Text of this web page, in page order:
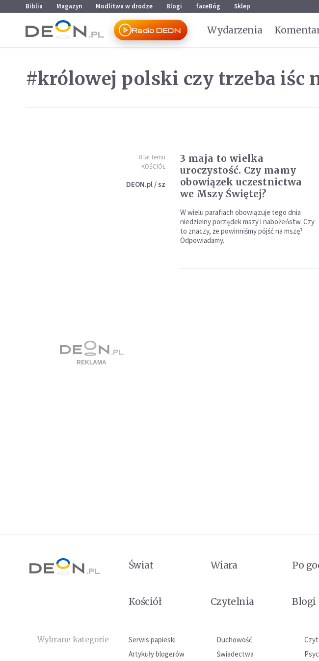
Przejdź do menu głównego
Przejdź do treści
Biblia Magazyn Modlitwa w drodze Blogi faceBóg Sklep
Radio DEON Wydarzenia
#królowej polski czy trzeba iśc
8 lat temu
KOŚCIÓŁ
DEON.pl / sz
3 maja to wielka
uroczystość. Czy mamy
obowiązek uczestnictwa
we Mszy Świętej?
W wielu parafiach obowiązuje tego dnia
niedzielny porządek mszy i nabożeństw. Czy
to znaczy, że powinniśmy pójść na mszę?
Odpowiadamy.
Świat Wiara Po
Kościół
Czytelnia Blogi
Wybrane kategorie Serwis papieski Duchowość
Artykuły blogerów
Świadectwa